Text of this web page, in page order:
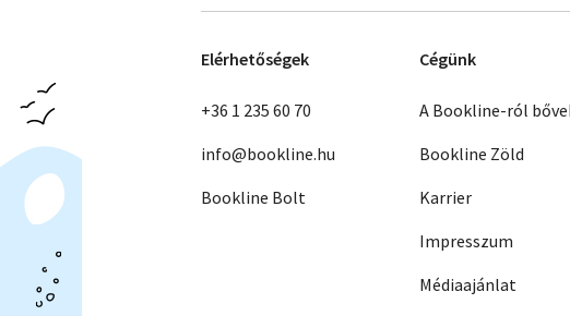
Elérhetőségek
+36 1 235 60 70
info@bookline.hu
Bookline Bolt
Cégünk
A Bookline-ról
Bookline Zöld
Karrier
Impresszum
Médiaajánlat